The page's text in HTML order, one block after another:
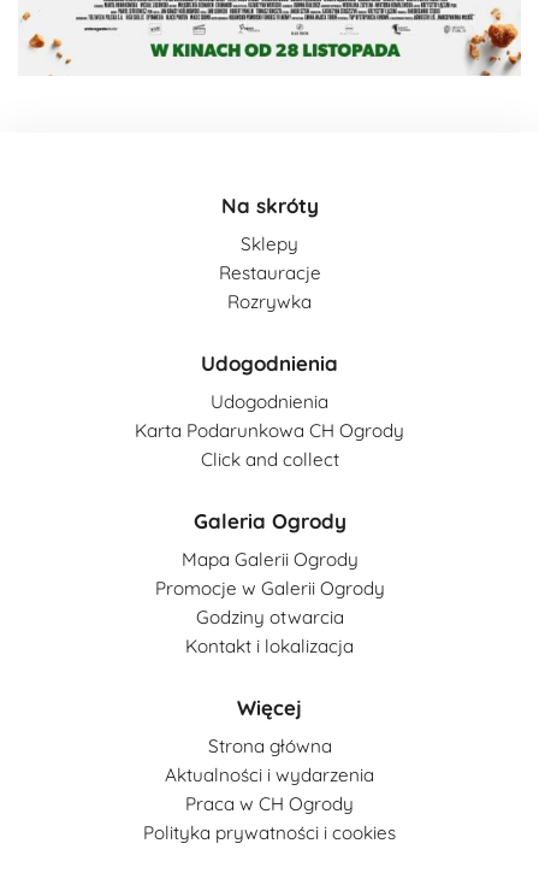
Na skróty
Sklepy
Restauracje
Rozrywka
Udogodnienia
Udogodnienia
Karta Podarunkowa CH Ogrody
Click and collect
Galeria Ogrody
Mapa Galerii Ogrody
Promocje w Galerii Ogrody
Godziny otwarcia
Kontakt i lokalizacja
Więcej
Strona główna
Aktualności i wydarzenia
Praca w CH Ogrody
Polityka prywatności i cookies